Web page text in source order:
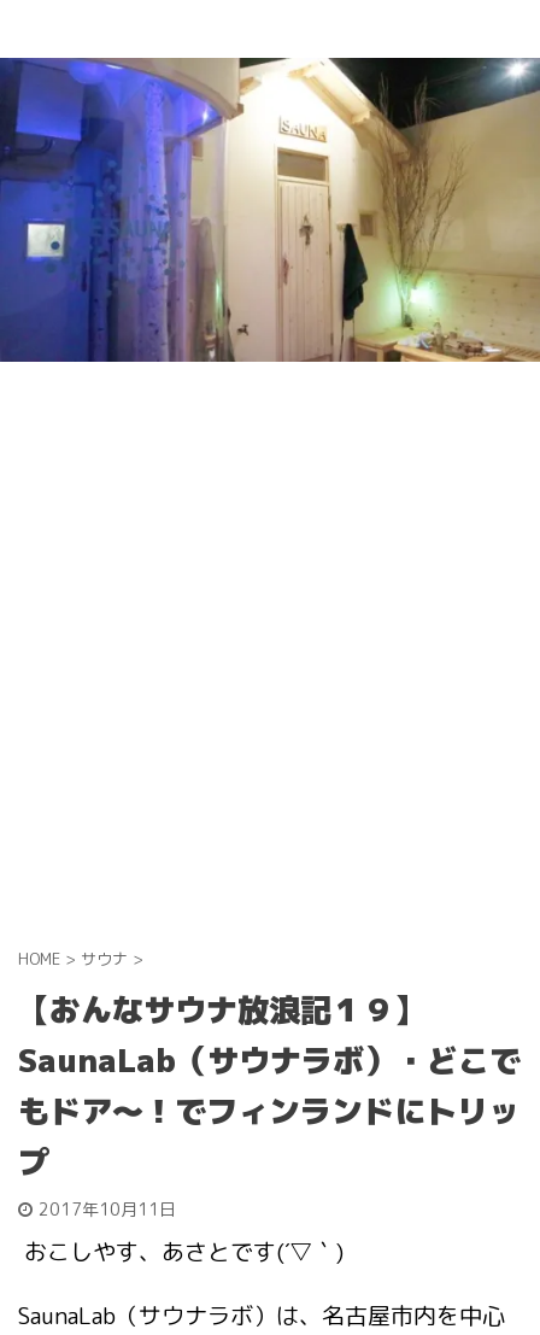
HOME > サウナ >
【おんなサウナ放浪記１９】
SaunaLab（サウナラボ）・どこで
もドア～！でフィンランドにトリッ
プ
2017年10月11日
おこしやす、あさとです(´▽｀)
SaunaLab（サウナラボ）は、名古屋市内を中心